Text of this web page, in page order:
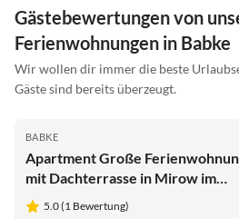
Gästebewertungen von
Ferienwohnungen in Babke
Wir wollen dir immer die beste
Gäste sind bereits überzeugt.
BABKE
Apartment Große
mit Dachterrasse in Mirow im
Müritz-Nationalpark
5.0 (1 Bewertung)